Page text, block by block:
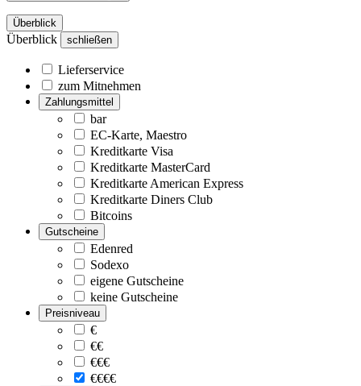
Überblick
Überblick schließen
Lieferservice
zum Mitnehmen
Zahlungsmittel
bar
EC-Karte, Maestro
Kreditkarte Visa
Kreditkarte MasterCard
Kreditkarte American Express
Kreditkarte Diners Club
Bitcoins
Gutscheine
Edenred
Sodexo
eigene Gutscheine
keine Gutscheine
Preisniveau
€
€€
€€€
€€€€